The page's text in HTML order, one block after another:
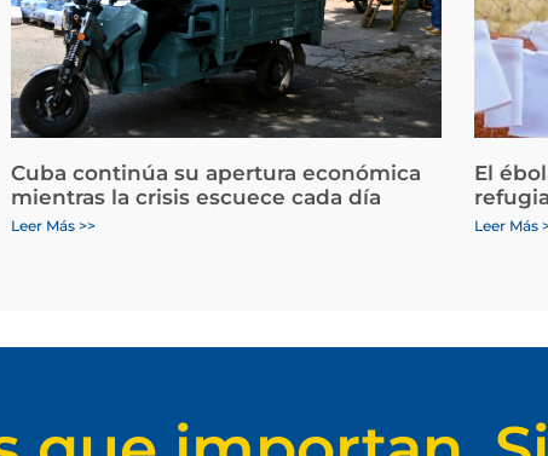
Cuba continúa su apertura económica
mientras la crisis escuece cada día
Leer Más >>
El
Leer Más